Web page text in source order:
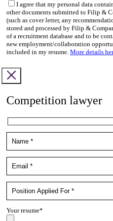
I agree that my personal data
other documents submitted to Filip &
(such as cover letter, any
stored and processed by Filip &
of a recruitment database and to be
new employment/collaboration
included in my resume. More details
Competition lawyer
Your resume*